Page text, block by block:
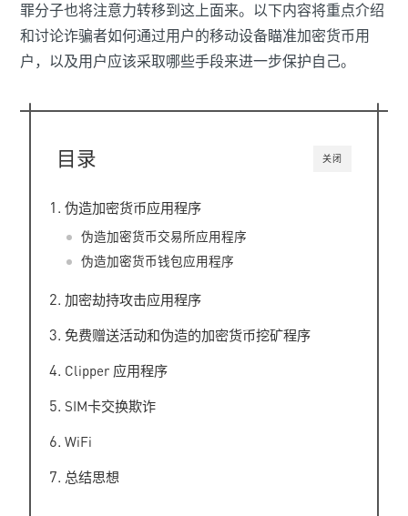
罪分子也将注意力转移到这上面来。以下内容将重点介绍
和讨论诈骗者如何通过用户的移动设备瞄准加密货币用
户，以及用户应该采取哪些手段来进一步保护自己。
关闭
目录
伪造加密货币应用程序
伪造加密货币交易所应用程序
伪造加密货币钱包应用程序
加密劫持攻击应用程序
免费赠送活动和伪造的加密货币挖矿程序
Clipper 应用程序
SIM卡交换欺诈
WiFi
总结思想